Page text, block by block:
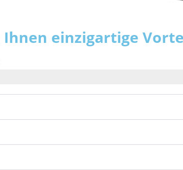
Ihnen einzigartige